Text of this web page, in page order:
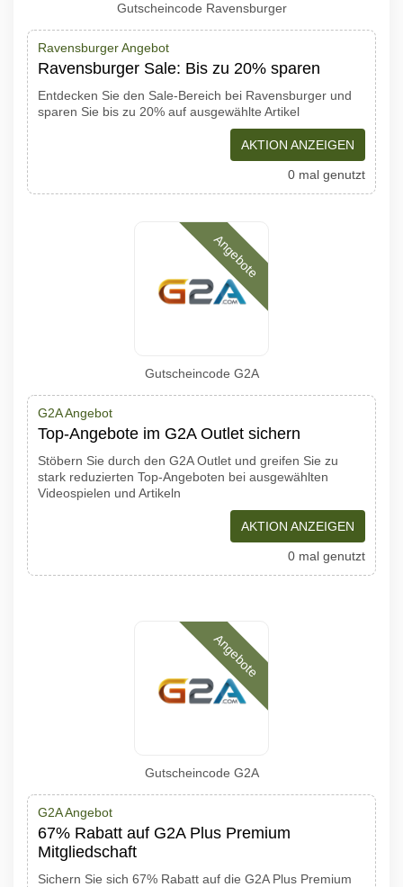
Gutscheincode Ravensburger
Ravensburger Angebot
Ravensburger Sale: Bis zu 20% sparen
Entdecken Sie den Sale-Bereich bei Ravensburger und
sparen Sie bis zu 20% auf ausgewählte Artikel
AKTION ANZEIGEN
0 mal genutzt
Angebote
Gutscheincode G2A
G2A Angebot
Top-Angebote im G2A Outlet sichern
Stöbern Sie durch den G2A Outlet und greifen Sie zu
stark reduzierten Top-Angeboten bei ausgewählten
Videospielen und Artikeln
AKTION ANZEIGEN
0 mal genutzt
Angebote
Gutscheincode G2A
G2A Angebot
67% Rabatt auf G2A Plus Premium
Mitgliedschaft
Sichern Sie sich 67% Rabatt auf die G2A Plus Premium